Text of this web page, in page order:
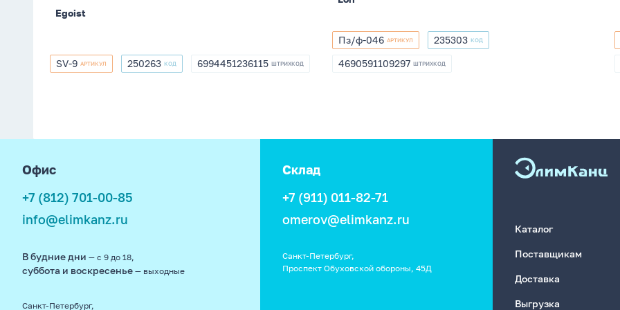
Egoist
SV-
SV-9 АРТИКУЛ 250263
250263 КОД 6994451236115
6994451236115 ШТРИХКОД
Пз/
ф-046
Пз/ф-046 АРТИКУЛ 235303
235303 КОД
4690591109297
4690591109297 ШТРИХКОД
Офис
+7 (812) 701-00-85
info@elimkanz.ru
В будние дни — с 9 до 18,
суббота и воскресенье — выходные
Санкт-Петербург,
Склад
+7 (911) 011-82-71
omerov@elimkanz.ru
Санкт-Петербург,
Проспект Обуховской обороны, 45Д
Каталог
Поставщикам
Доставка
Выгрузка